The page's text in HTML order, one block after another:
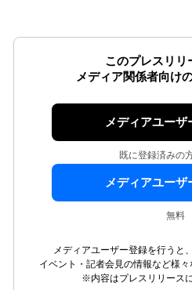
このプレスリリ
メディア関係者向け
メディアユーザ
既に登録済みの
メディアユーザ
無料
メディアユーザー登録を行うと
イベント・記者会見の情報など様々
※内容はプレスリリース